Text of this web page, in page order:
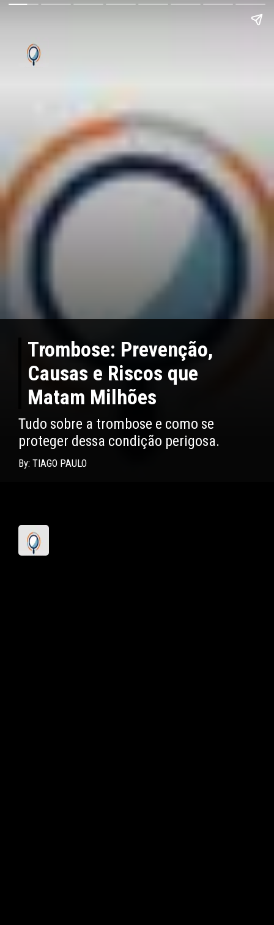
Trombose: Prevenção,
Causas e Riscos que
Matam Milhões
Tudo sobre a trombose e como se
proteger dessa condição perigosa.
By: TIAGO PAULO